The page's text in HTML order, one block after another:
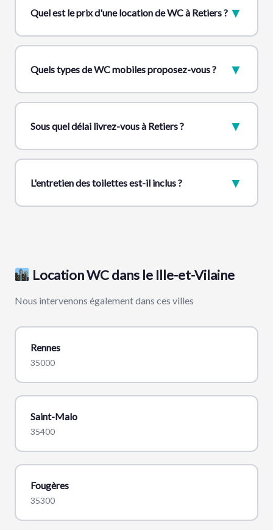
Quel est le prix d'une location de WC à Retiers ? ▼
Quels types de WC mobiles proposez-vous ? ▼
Sous quel délai livrez-vous à Retiers ? ▼
L'entretien des toilettes est-il inclus ? ▼
Location WC dans le Ille-et-Vilaine
Nous intervenons également dans ces villes
Rennes
35000
Saint-Malo
35400
Fougères
35300